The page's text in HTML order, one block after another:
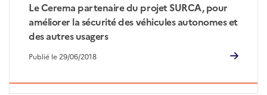
Le Cerema partenaire du projet SURCA, pour
améliorer la sécurité des véhicules autonomes et
des autres usagers
Publié le 29/06/2018